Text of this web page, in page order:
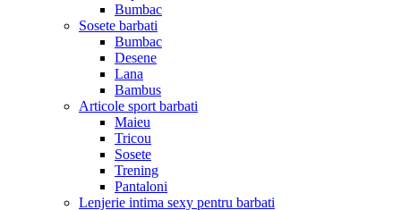
Bumbac
Sosete barbati
Bumbac
Desene
Lana
Bambus
Articole sport barbati
Maieu
Tricou
Sosete
Trening
Pantaloni
Lenjerie intima sexy pentru barbati